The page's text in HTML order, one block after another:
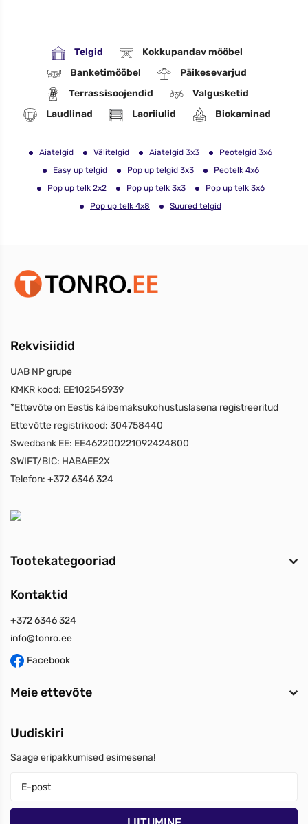
Telgid
Kokkupandav mööbel
Banketimööbel
Päikesevarjud
Terrassisoojendid
Valgusketid
Laudlinad
Laoriiulid Biokaminad
Aiatelgid Välitelgid Aiatelgid 3x3
Peotelgid 3x6
Easy up telgid
Pop up telgid 3x3
Peotelk 4x6
Pop up telk 2x2
Pop up telk 3x3
Pop up telk 3x6
Pop up telk 4x8
Suured telgid
Rekvisiidid
UAB NP grupe
KMKR kood: EE102545939
*Ettevõte on Eestis käibemaksukohustuslasena registreeritud
Ettevõtte registrikood: 304758440
Swedbank EE: EE462200221092424800
SWIFT/BIC: HABAEE2X
Telefon: +372 6346 324
Tootekategooriad
Kontaktid
+372 6346 324
info@tonro.ee
Facebook
Meie ettevõte
Uudiskiri
Saage eripakkumised esimesena!